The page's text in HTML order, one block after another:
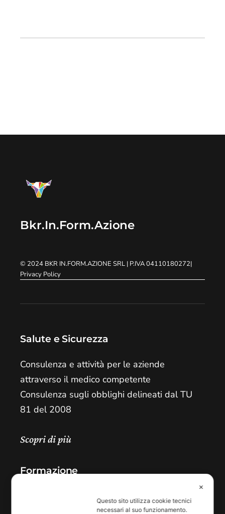
Bkr.In.Form.Azione
© 2024 BKR IN.FORM.AZIONE SRL | P.IVA 04110180272|
Privacy Policy
Salute e Sicurezza
Consulenza e attività per le aziende
attraverso il medico competente
Consulenza sugli obblighi delineati dal TU
81 del 2008
Scopri di più
Formazione
Formazione obbligatoria TU 81/08 e
formazione per le persone in azienda
✕
Questo sito utilizza cookie tecnici
necessari al suo funzionamento.